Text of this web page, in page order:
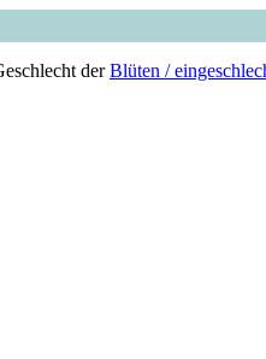
derBlüten /